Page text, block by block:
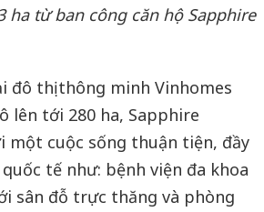
ha từ ban công căn hộ Sapphire
đô thị thông minh Vinhomes
lên tới 280 ha, Sapphire
một cuộc sống thuận tiện, đầy
tế như: bệnh viện đa khoa
sân đỗ trực thăng và phòng